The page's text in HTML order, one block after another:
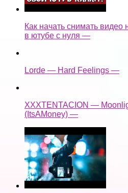
Как начать снимать видео
в ютубе с нуля —
Lorde — Hard Feelings —
XXXTENTACION —
(ItsAMoney) —